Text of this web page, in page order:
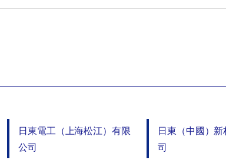
日東電工（上海松江）有限
公司
日東（中國）
司